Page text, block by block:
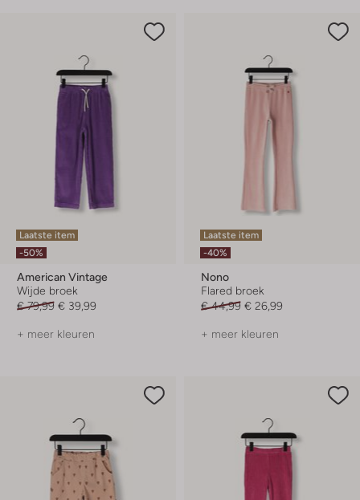
Laatste item
-50%
American Vintage
Wijde broek
€ 79,99 € 39,99
+ meer kleuren
Laatste item
-40%
Nono
Flared broek
€ 44,99 € 26,99
+ meer kleuren